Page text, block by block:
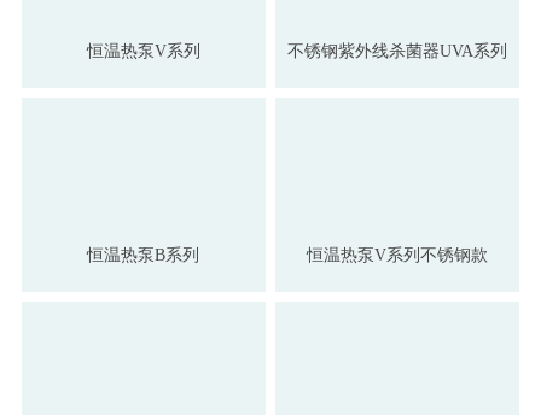
恒温热泵V系列 不锈钢紫外线杀菌器UVA系列
恒温热泵B系列 恒温热泵V系列不锈钢款